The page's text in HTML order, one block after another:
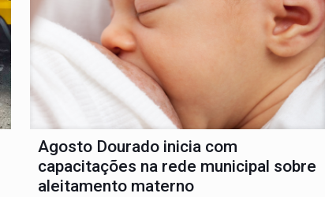
Agosto Dourado inicia com
capacitações na rede municipal sobre
aleitamento materno